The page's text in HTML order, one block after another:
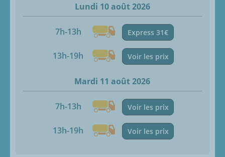
Lundi 10 août 2026
7h-13h Express 31€
13h-19h Voir les prix
Mardi 11 août 2026
7h-13h Voir les prix
13h-19h Voir les prix